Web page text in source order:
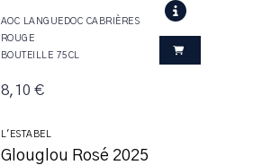
AOC LANGUEDOC CABRIÈRES
ROUGE
BOUTEILLE 75CL
8,10 €
L'ESTABEL
Glouglou Rosé 2025